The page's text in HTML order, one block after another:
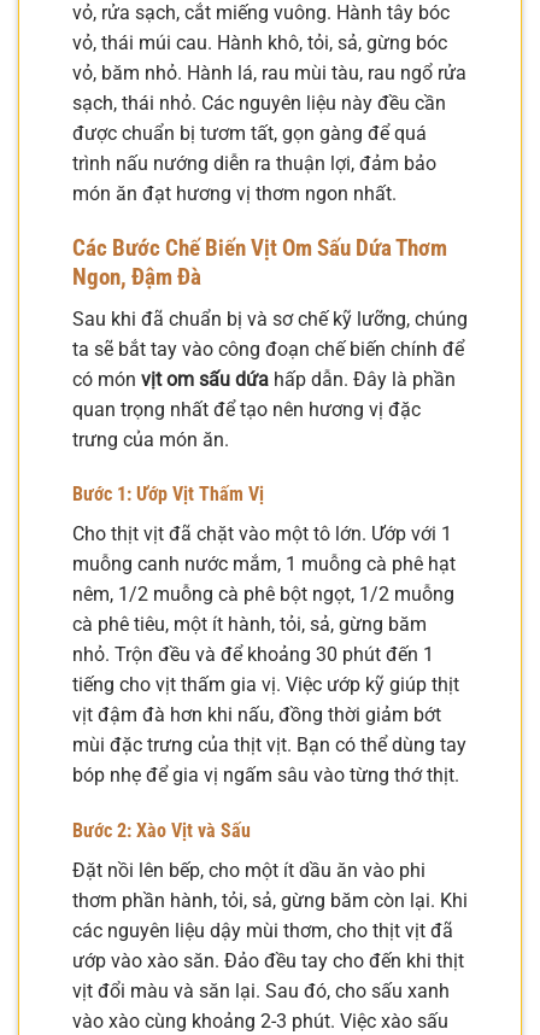
vỏ, rửa sạch, cắt miếng vuông. Hành tây bóc
vỏ, thái múi cau. Hành khô, tỏi, sả, gừng bóc
vỏ, băm nhỏ. Hành lá, rau mùi tàu, rau ngổ rửa
sạch, thái nhỏ. Các nguyên liệu này đều cần
được chuẩn bị tươm tất, gọn gàng để quá
trình nấu nướng diễn ra thuận lợi, đảm bảo
món ăn đạt hương vị thơm ngon nhất.
Các Bước Chế Biến Vịt Om Sấu Dứa Thơm
Ngon, Đậm Đà
Sau khi đã chuẩn bị và sơ chế kỹ lưỡng, chúng
ta sẽ bắt tay vào công đoạn chế biến chính để
có món vịt om sấu dứa hấp dẫn. Đây là phần
quan trọng nhất để tạo nên hương vị đặc
trưng của món ăn.
Bước 1: Ướp Vịt Thấm Vị
Cho thịt vịt đã chặt vào một tô lớn. Ướp với 1
muỗng canh nước mắm, 1 muỗng cà phê hạt
nêm, 1/2 muỗng cà phê bột ngọt, 1/2 muỗng
cà phê tiêu, một ít hành, tỏi, sả, gừng băm
nhỏ. Trộn đều và để khoảng 30 phút đến 1
tiếng cho vịt thấm gia vị. Việc ướp kỹ giúp thịt
vịt đậm đà hơn khi nấu, đồng thời giảm bớt
mùi đặc trưng của thịt vịt. Bạn có thể dùng tay
bóp nhẹ để gia vị ngấm sâu vào từng thớ thịt.
Bước 2: Xào Vịt và Sấu
Đặt nồi lên bếp, cho một ít dầu ăn vào phi
thơm phần hành, tỏi, sả, gừng băm còn lại. Khi
các nguyên liệu dậy mùi thơm, cho thịt vịt đã
ướp vào xào săn. Đảo đều tay cho đến khi thịt
vịt đổi màu và săn lại. Sau đó, cho sấu xanh
vào xào cùng khoảng 2-3 phút. Việc xào sấu